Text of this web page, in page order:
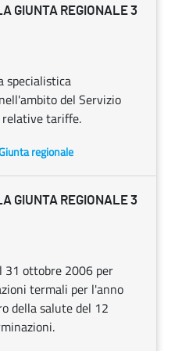
GIUNTA REGIONALE 3
specialistica
del Servizio
relative tariffe.
regionale
GIUNTA REGIONALE 3
31 ottobre 2006 per
termali per l'anno
della salute del 12